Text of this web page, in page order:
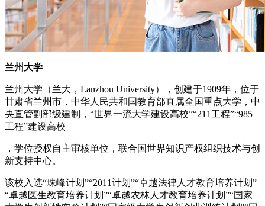
兰州大学
兰州大学（兰大，Lanzhou University），创建于1909年，位于
甘肃省兰州市，中华人民共和国教育部直属全国重点大学，中
央直管副部级建制，“世界一流大学建设高校”“211工程”“985
工程”建设高校
，学位授权自主审核单位，联合国世界知识产权组织技术与创
新支持中心。
该校入选“珠峰计划”“2011计划”“卓越法律人才教育培养计划”
“卓越医生教育培养计划”“卓越农林人才教育培养计划”“国家